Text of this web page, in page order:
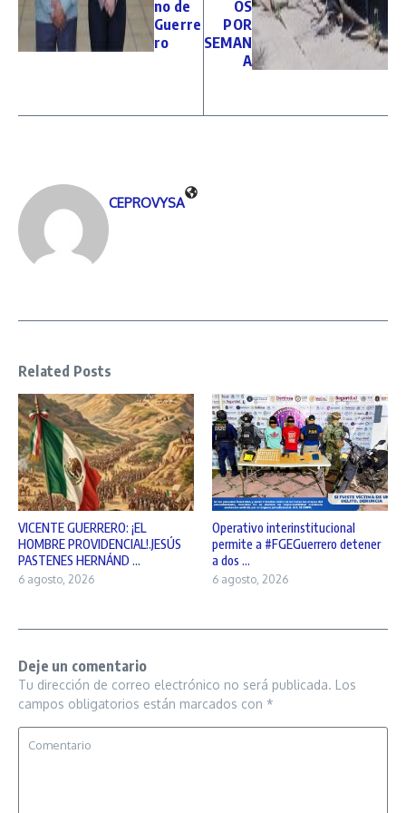
no de
Guerre
ro
OS
POR
SEMAN
A
CEPROVYSA
Related Posts
VICENTE GUERRERO: ¡EL
HOMBRE PROVIDENCIAL!.JESÚS
PASTENES HERNÁND ...
6 agosto, 2026
Operativo interinstitucional
permite a #FGEGuerrero detener
a dos ...
6 agosto, 2026
Deje un comentario
Tu dirección de correo electrónico no será publicada. Los
campos obligatorios están marcados con *